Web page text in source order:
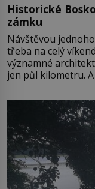
Historické
zámku
Návštěvou
třeba na celý
významné
jen půl kilometru.
Boskovice na
ve13. století, a už